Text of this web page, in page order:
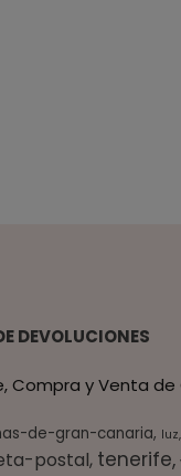
DEVOLUCIONES
Compra y Venta
de-gran-canaria luz
postal tenerife